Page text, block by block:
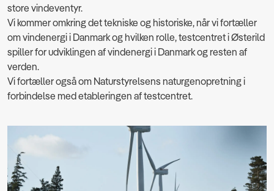
store vindeventyr.
Vi kommer omkring det tekniske og historiske, når vi fortæller
om vindenergi i Danmark og hvilken rolle, testcentret i Østerild
spiller for udviklingen af vindenergi i Danmark og resten af
verden.
Vi fortæller også om Naturstyrelsens naturgenopretning i
forbindelse med etableringen af testcentret.